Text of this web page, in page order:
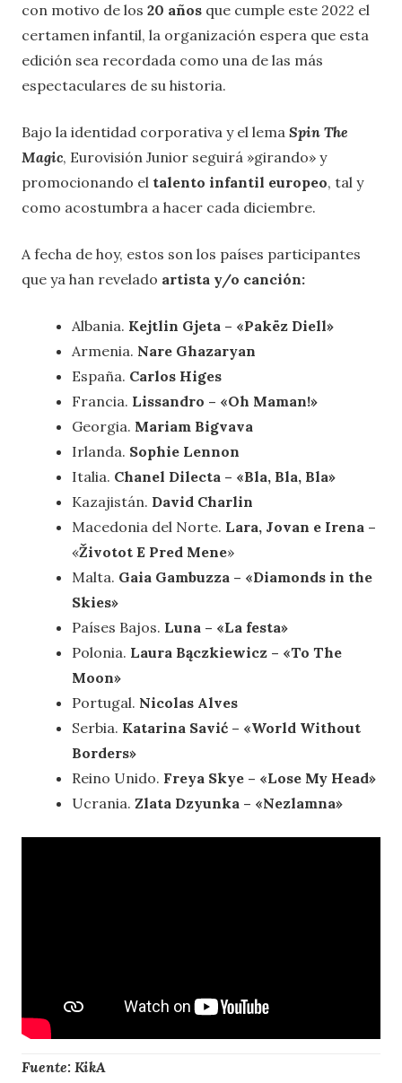
con motivo de los 20 años que cumple este 2022 el
certamen infantil, la organización espera que esta
edición sea recordada como una de las más
espectaculares de su historia.
Bajo la identidad corporativa y el lema Spin The
Magic, Eurovisión Junior seguirá »girando» y
promocionando el talento infantil europeo, tal y
como acostumbra a hacer cada diciembre.
A fecha de hoy, estos son los países participantes
que ya han revelado artista y/o canción:
Albania. Kejtlin Gjeta – «Pakëz Diell»
Armenia. Nare Ghazaryan
España. Carlos Higes
Francia. Lissandro – «Oh Maman!»
Georgia. Mariam Bigvava
Irlanda. Sophie Lennon
Italia. Chanel Dilecta – «Bla, Bla, Bla»
Kazajistán. David Charlin
Macedonia del Norte. Lara, Jovan e Irena –
«Životot E Pred Mene»
Malta. Gaia Gambuzza – «Diamonds in the
Skies»
Países Bajos. Luna – «La festa»
Polonia. Laura Bączkiewicz – «To The
Moon»
Portugal. Nicolas Alves
Serbia. Katarina Savić – «World Without
Borders»
Reino Unido. Freya Skye – «Lose My Head»
Ucrania. Zlata Dzyunka – «Nezlamna»
Fuente: KikA